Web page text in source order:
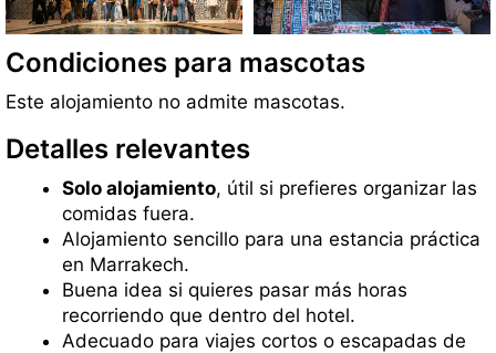
Condiciones para mascotas
Este alojamiento no admite mascotas.
Detalles relevantes
Solo alojamiento, útil si prefieres organizar las
comidas fuera.
Alojamiento sencillo para una estancia práctica
en Marrakech.
Buena idea si quieres pasar más horas
recorriendo que dentro del hotel.
Adecuado para viajes cortos o escapadas de